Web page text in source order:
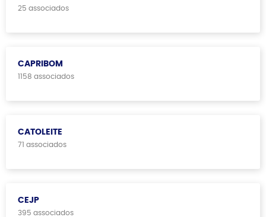
25 associados
CAPRIBOM
1158 associados
CATOLEITE
71 associados
CEJP
395 associados